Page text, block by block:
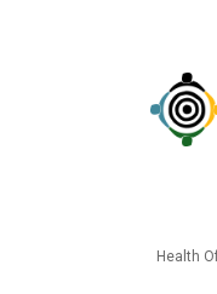
Health